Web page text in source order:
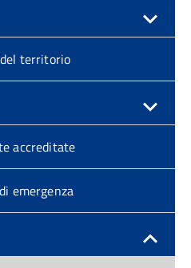
territorio
accreditate
emergenza